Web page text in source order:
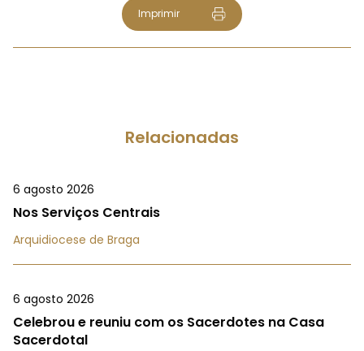
Imprimir
Relacionadas
6 agosto 2026
Nos Serviços Centrais
Arquidiocese de Braga
6 agosto 2026
Celebrou e reuniu com os Sacerdotes na Casa
Sacerdotal